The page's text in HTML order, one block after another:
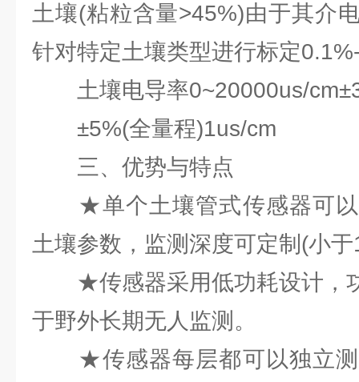
土壤(粘粒含量>45%)由于其介
针对特定土壤类型进行标定
土壤电导率0~20000us/
±5%(全量程)1us/cm
三、优势与特点
★单个土壤管式传感器可以
土壤参数，监测深度可定制(小
★传感器采用低功耗设计，
于野外长期无人监测。
★传感器每层都可以独立测